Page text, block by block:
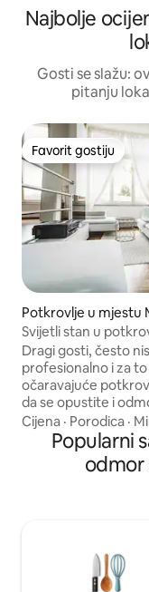
Najbolje
Gosti se slažu:
pitanju
Favorit gostiju
Favorit gostiju
Potkrovlje u mjestu
burg
Svijetli stan u
univerziteta uklj.
Dragi gosti, često
profesionalno i za
očaravajuće
da se opustite i
mirne lokacije. Pored ukusne jutarnje
kafe, stan nudi i
odličnom fabričkom stilu.
potpunosti
za goste i posteljina.
Cijena · Porodica ·
Popularni
odmor